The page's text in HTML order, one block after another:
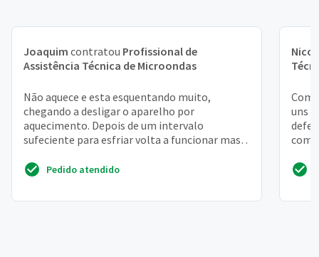
Joaquim contratou Profissional de
Assistência Técnica de Microondas
Não aquece e esta esquentando muito,
chegando a desligar o aparelho por
aquecimento. Depois de um intervalo
sufeciente para esfriar volta a funcionar mas o
Pedido atendido
uns
com